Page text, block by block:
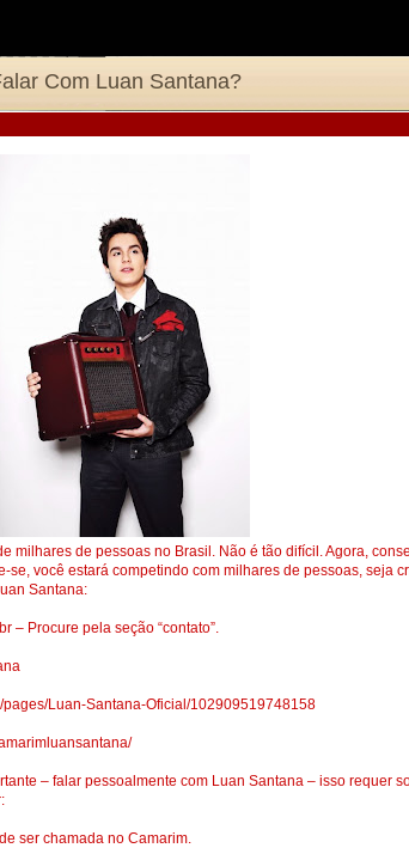
Com Luan Santana?
milhares de pessoas no Brasil. Não é tão difícil. Agora,
se, você estará competindo com milhares de pessoas, seja
Santana:
– Procure pela seção “contato”.
pages/Luan-Santana-Oficial/102909519748158
– falar pessoalmente com Luan Santana – isso requer
ser chamada no Camarim.